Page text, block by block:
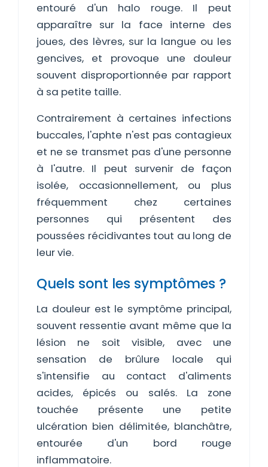
entouré d'un halo rouge. Il peut
apparaître sur la face interne des
joues, des lèvres, sur la langue ou les
gencives, et provoque une douleur
souvent disproportionnée par rapport
à sa petite taille.
Contrairement à certaines infections
buccales, l'aphte n'est pas contagieux
et ne se transmet pas d'une personne
à l'autre. Il peut survenir de façon
isolée, occasionnellement, ou plus
fréquemment chez certaines
personnes qui présentent des
poussées récidivantes tout au long de
leur vie.
Quels sont les symptômes ?
La douleur est le symptôme principal,
souvent ressentie avant même que la
lésion ne soit visible, avec une
sensation de brûlure locale qui
s'intensifie au contact d'aliments
acides, épicés ou salés. La zone
touchée présente une petite
ulcération bien délimitée, blanchâtre,
entourée d'un bord rouge
inflammatoire.